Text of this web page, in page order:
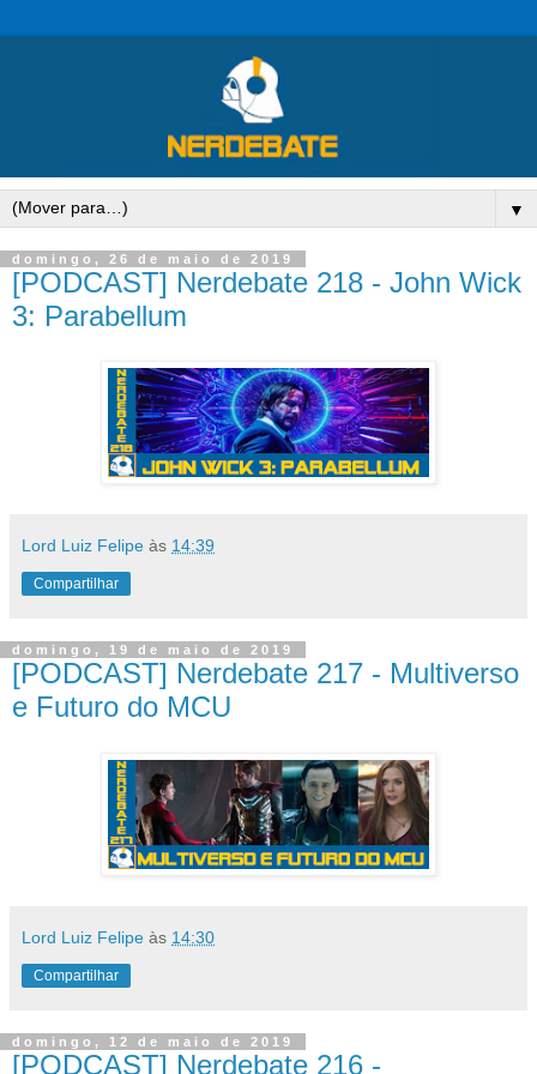
▼
domingo, 26 de maio de 2019
[PODCAST] Nerdebate 218 - John Wick
3: Parabellum
Lord Luiz Felipe às 14:39
Compartilhar
domingo, 19 de maio de 2019
[PODCAST] Nerdebate 217 - Multiverso
e Futuro do MCU
Lord Luiz Felipe às 14:30
Compartilhar
domingo, 12 de maio de 2019
[PODCAST] Nerdebate 216 -